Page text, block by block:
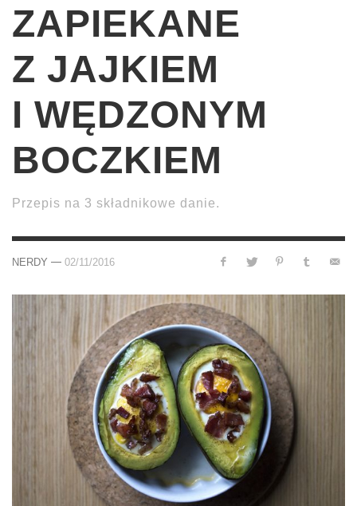
ZAPIEKANE
Z JAJKIEM
I WĘDZONYM
BOCZKIEM
Przepis na 3 składnikowe danie.
NERDY — 02/11/2016